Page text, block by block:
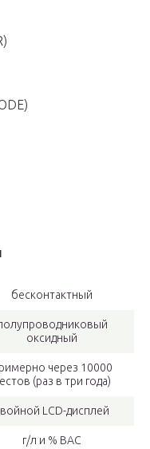
бесконтактный
оксидный
через 10000
(раз в три года)
LCD-дисплей
г/л и % BAC